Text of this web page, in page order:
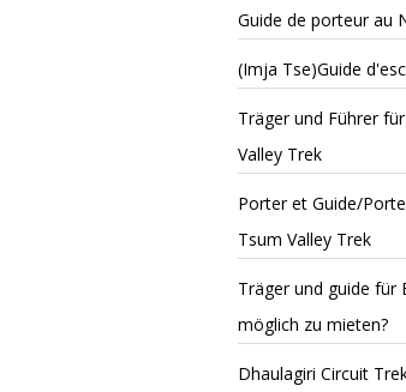
Guide de porteur au
(Imja Tse)Guide
Träger und Führer
Valley Trek
Porter et Guide/
Tsum Valley Trek
Träger und guide für
möglich zu mieten?
Dhaulagiri Circuit